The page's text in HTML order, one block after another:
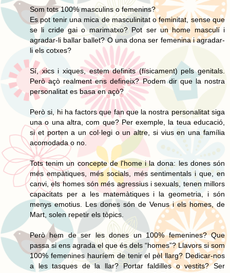
Som tots 100% masculins o femenins?
Es pot tenir una mica de masculinitat o feminitat, sense que
se li cride gai o marimatxo? Pot ser un home masculí i
agradar-li ballar ballet? O una dona ser femenina i agradar-
li els cotxes?
Sí, xics i xiques, estem definits (físicament) pels genitals.
Però açò realment ens defineix? Podem dir que la nostra
personalitat es basa en açò?
Però si, hi ha factors que fan que la nostra personalitat siga
una o una altra, com que? Per exemple, la teua educació,
si et porten a un col·legi o un altre, si vius en una família
acomodada o no.
Tots tenim un concepte de l'home i la dona: les dones són
més empàtiques, més socials, més sentimentals i que, en
canvi, els homes són més agressius i sexuals, tenen millors
capacitats per a les matemàtiques i la geometria, i són
menys emotius. Les dones són de Venus i els homes, de
Mart, solen repetir els tòpics.
Però hem de ser les dones un 100% femenines? Que
passa si ens agrada el que és dels “homes”? Llavors si som
100% femenines hauríem de tenir el pèl llarg? Dedicar-nos
a les tasques de la llar? Portar faldilles o vestits? Ser